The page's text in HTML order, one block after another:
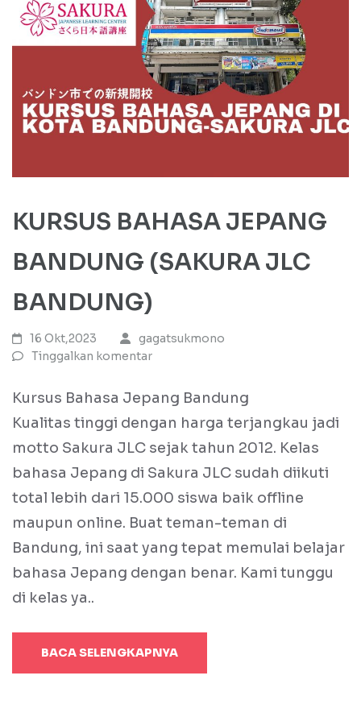
KURSUS BAHASA JEPANG
BANDUNG (SAKURA JLC
BANDUNG)
16 Okt,2023
gagatsukmono
Tinggalkan komentar
Kursus Bahasa Jepang Bandung
Kualitas tinggi dengan harga terjangkau jadi
motto Sakura JLC sejak tahun 2012. Kelas
bahasa Jepang di Sakura JLC sudah diikuti
total lebih dari 15.000 siswa baik offline
maupun online. Buat teman-teman di
Bandung, ini saat yang tepat memulai belajar
bahasa Jepang dengan benar. Kami tunggu
di kelas ya..
BACA SELENGKAPNYA